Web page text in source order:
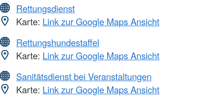
Rettungsdienst
Karte: Link zur Google Maps Ansicht
Rettungshundestaffel
Karte: Link zur Google Maps Ansicht
Sanitätsdienst bei Veranstaltungen
Karte: Link zur Google Maps Ansicht